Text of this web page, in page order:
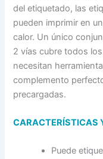
del etiquetado, las
pueden imprimir en
calor. Un único
2 vías cubre todos
necesitan
complemento
precargadas.
CARACTERÍSTICAS
Puede